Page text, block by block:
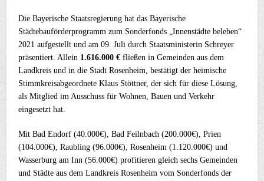
Die Bayerische Staatsregierung hat das Bayerische
Städtebauförderprogramm zum Sonderfonds „Innenstädte beleben“
2021 aufgestellt und am 09. Juli durch Staatsministerin Schreyer
präsentiert. Allein 1.616.000 €fließen in Gemeinden aus dem
Landkreis und in die Stadt Rosenheim, bestätigt der heimische
Stimmkreisabgeordnete Klaus Stöttner, der sich für diese Lösung,
als Mitglied im Ausschuss für Wohnen, Bauen und Verkehr
eingesetzt hat.
Mit Bad Endorf (40.000€), Bad Feilnbach (200.000€), Prien
(104.000€), Raubling (96.000€), Rosenheim (1.120.000€) und
Wasserburg am Inn (56.000€) profitieren gleich sechs Gemeinden
und Städte aus dem Landkreis Rosenheim vom Sonderfonds der